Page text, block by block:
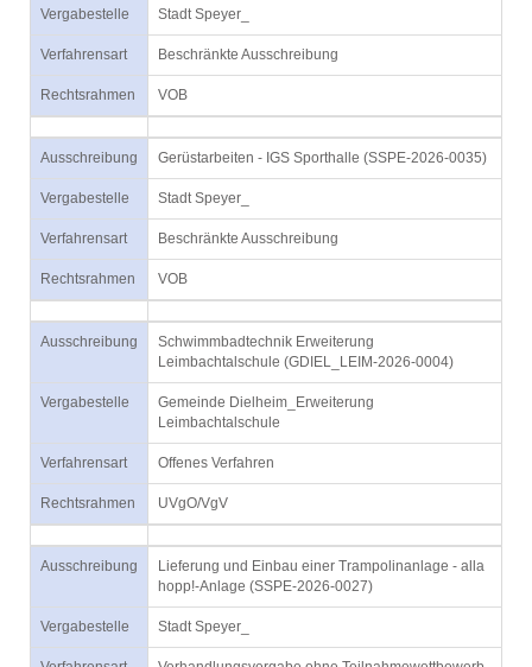
Vergabestelle Stadt Speyer_
Verfahrensart Beschränkte Ausschreibung
Rechtsrahmen VOB
Ausschreibung Gerüstarbeiten - IGS Sporthalle (SSPE-2026-0035)
Vergabestelle Stadt Speyer_
Verfahrensart Beschränkte Ausschreibung
Rechtsrahmen VOB
Ausschreibung
Schwimmbadtechnik Erweiterung
Leimbachtalschule (GDIEL_LEIM-2026-0004)
Vergabestelle
Gemeinde Dielheim_Erweiterung
Leimbachtalschule
Verfahrensart Offenes Verfahren
Rechtsrahmen UVgO/VgV
Ausschreibung
Lieferung und Einbau einer Trampolinanlage - alla
hopp!-Anlage (SSPE-2026-0027)
Vergabestelle Stadt Speyer_